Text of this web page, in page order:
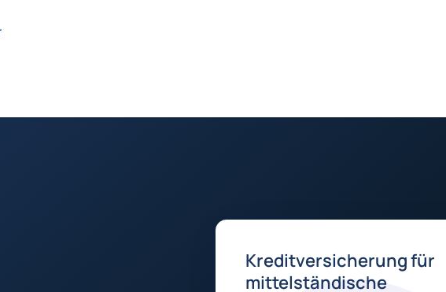
Kreditversicherung für
mittelständische